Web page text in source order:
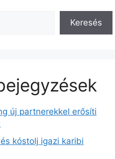
Keresés
új partnerekkel erősíti
kóstolj igazi karibi